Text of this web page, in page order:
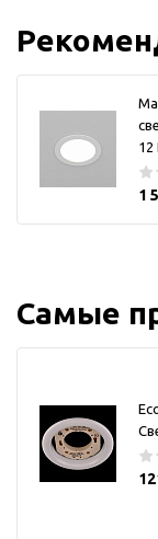
12
1
Самые